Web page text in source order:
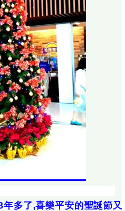
多了,喜樂平安的聖誕節又